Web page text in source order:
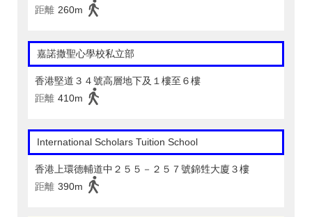
距離 260m
嘉諾撒聖心學校私立部
香港堅道３４號高層地下及１樓至６樓
距離 410m
International Scholars Tuition School
香港上環德輔道中２５５－２５７號錦甡大廈３樓
距離 390m